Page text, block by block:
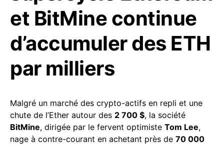
et BitMine continue
d’accumuler des ETH
par milliers
Malgré un marché des crypto-actifs en repli et une
chute de l’Ether autour des 2 700 $, la société
BitMine, dirigée par le fervent optimiste Tom Lee,
nage à contre-courant en achetant près de 70 000